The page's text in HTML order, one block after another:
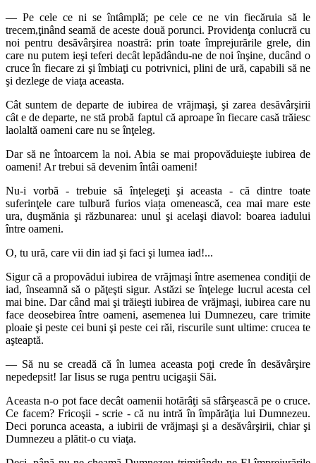
— Pe cele ce ni se întâmplă; pe cele ce ne vin fiecăruia să le
trecem,ţinând seamă de aceste două porunci. Providenţa conlucră cu
noi pentru desăvârşirea noastră: prin toate împrejurările grele, din
care nu putem ieşi teferi decât lepădându-ne de noi înşine, ducând o
cruce în fiecare zi şi îmbiaţi cu potrivnici, plini de ură, capabili să ne
şi dezlege de viaţa aceasta.
Cât suntem de departe de iubirea de vrăjmaşi, şi zarea desăvârşirii
cât e de departe, ne stă probă faptul că aproape în fiecare casă trăiesc
laolaltă oameni care nu se înţeleg.
Dar să ne întoarcem la noi. Abia se mai propovăduieşte iubirea de
oameni! Ar trebui să devenim întâi oameni!
Nu-i vorbă - trebuie să înţelegeţi şi aceasta - că dintre toate
suferinţele care tulbură furios viața omenească, cea mai mare este
ura, duşmănia şi răzbunarea: unul şi acelaşi diavol: boarea iadului
între oameni.
O, tu ură, care vii din iad şi faci şi lumea iad!...
Sigur că a propovădui iubirea de vrăjmaşi între asemenea condiţii de
iad, înseamnă să o păţeşti sigur. Astăzi se înţelege lucrul acesta cel
mai bine. Dar când mai şi trăieşti iubirea de vrăjmaşi, iubirea care nu
face deosebirea între oameni, asemenea lui Dumnezeu, care trimite
ploaie şi peste cei buni şi peste cei răi, riscurile sunt ultime: crucea te
aşteaptă.
— Să nu se creadă că în lumea aceasta poţi crede în desăvârşire
nepedepsit! Iar Iisus se ruga pentru ucigaşii Săi.
Aceasta n-o pot face decât oamenii hotărâţi să sfârşească pe o cruce.
Ce facem? Fricoşii - scrie - că nu intră în împărăţia lui Dumnezeu.
Deci porunca aceasta, a iubirii de vrăjmaşi şi a desăvârşirii, chiar şi
Dumnezeu a plătit-o cu viaţa.